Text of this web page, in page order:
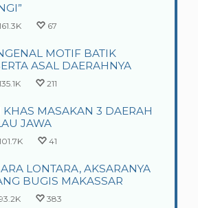
67
MOTIF BATIK
ASAL DAERAHNYA
211
KHAS MASAKAN 3 DAERAH
JAWA
41
LONTARA, AKSARANYA
BUGIS MAKASSAR
383